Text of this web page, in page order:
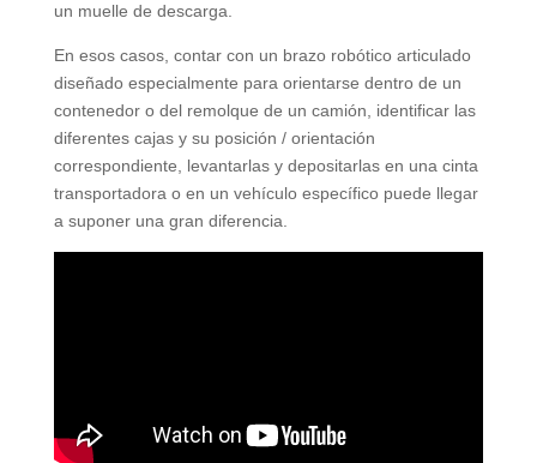
un muelle de descarga.
En esos casos, contar con un brazo robótico articulado
diseñado especialmente para orientarse dentro de un
contenedor o del remolque de un camión, identificar las
diferentes cajas y su posición / orientación
correspondiente, levantarlas y depositarlas en una cinta
transportadora o en un vehículo específico puede llegar
a suponer una gran diferencia.